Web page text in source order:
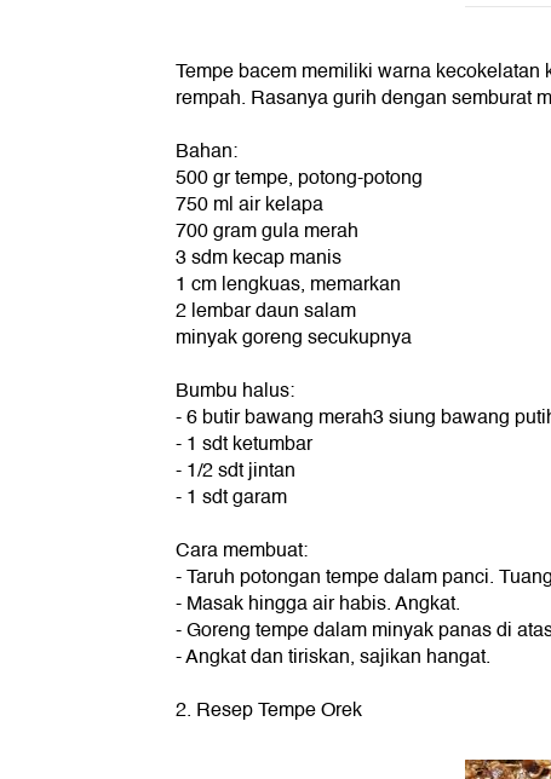
Tempe bacem memiliki warna
rempah. Rasanya gurih dengan semburat
Bahan:
500 gr tempe, potong-potong
750 ml air kelapa
700 gram gula merah
3 sdm kecap manis
1 cm lengkuas, memarkan
2 lembar daun salam
minyak goreng secukupnya
Bumbu halus:
- 6 butir bawang merah3 siung bawang
- 1 sdt ketumbar
- 1/2 sdt jintan
- 1 sdt garam
Cara membuat:
- Taruh potongan tempe dalam panci.
- Masak hingga air habis. Angkat.
- Goreng tempe dalam minyak panas di
- Angkat dan tiriskan, sajikan hangat.
2. Resep Tempe Orek